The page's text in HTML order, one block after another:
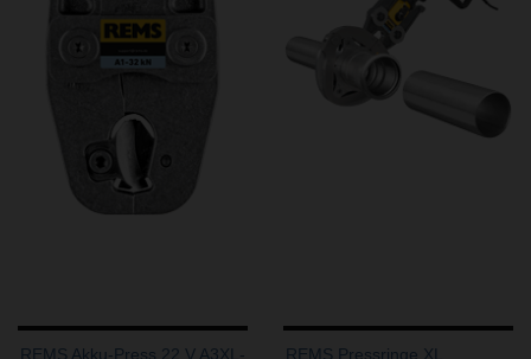
REMS Akku-Press 22 V A3XL-
REMS Pressringe XL